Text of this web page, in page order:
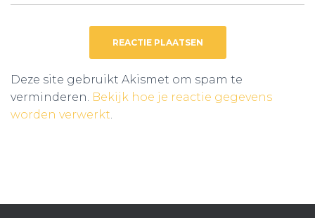
Deze site gebruikt Akismet om spam te
verminderen. Bekijk hoe je reactie gegevens
worden verwerkt.